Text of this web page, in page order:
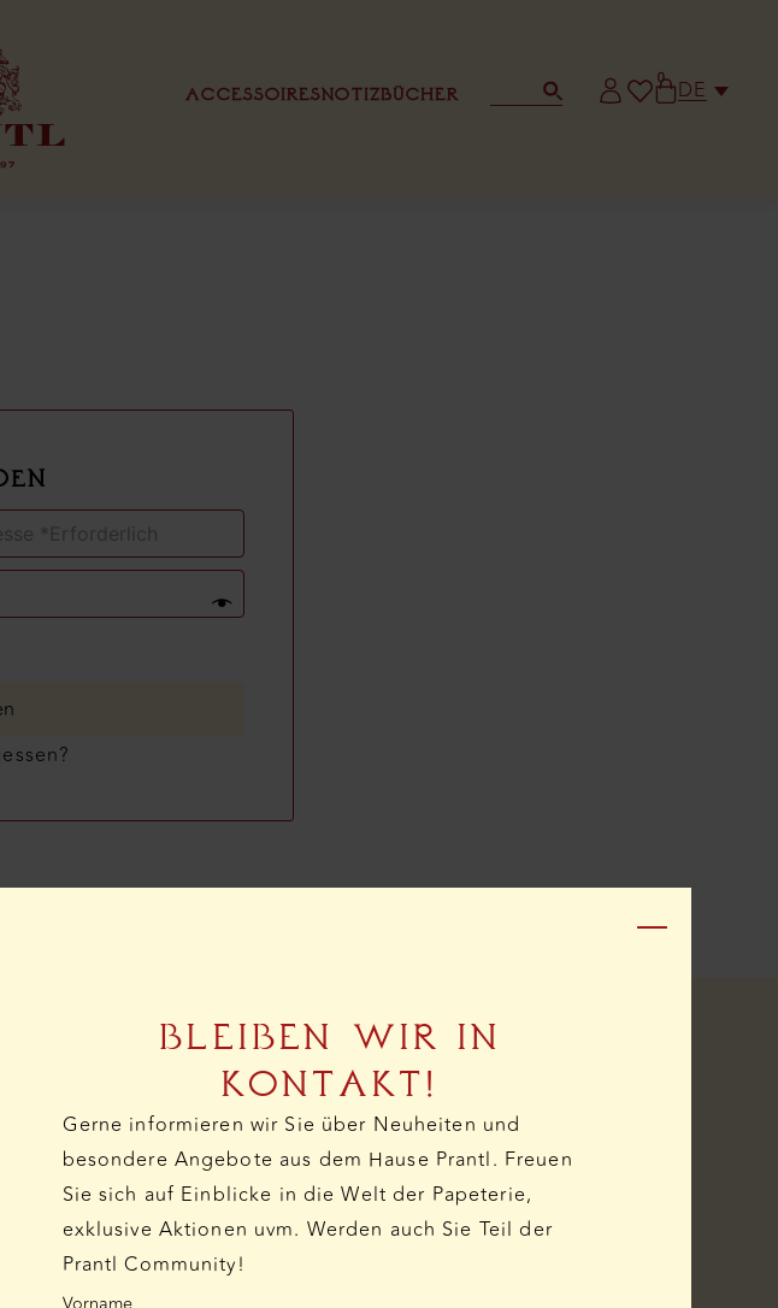
ACCESSOIRESNOTIZBÜCHER
0 DE
Problemen sind
BLEIBEN WIR IN
KONTAKT!
Gerne informieren wir Sie über Neuheiten und
besondere Angebote aus dem Hause Prantl. Freuen
Sie sich auf Einblicke in die Welt der Papeterie,
exklusive Aktionen uvm. Werden auch Sie Teil der
Prantl Community!